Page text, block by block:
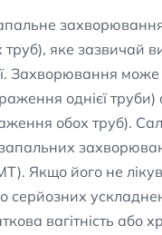
труб), яке зазвичай
Захворювання може
однієї труби)
обох труб).
Якщо його не
серйозних
вагітність або